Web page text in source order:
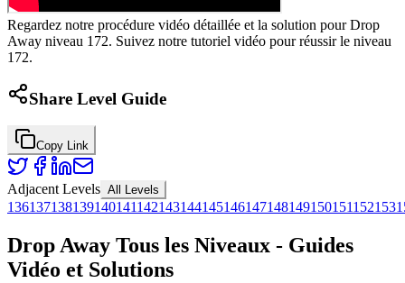
Regardez notre procédure vidéo détaillée et la solution pour Drop
Away niveau 172. Suivez notre tutoriel vidéo pour réussir le niveau
172.
Share Level Guide
Copy Link
Adjacent Levels All Levels
136137138139140141142143144145146147148149150151152153
Drop Away Tous les Niveaux - Guides
Vidéo et Solutions